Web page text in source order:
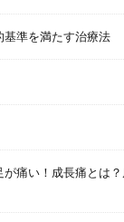
基準を満たす治療法
痛い！成長痛とは